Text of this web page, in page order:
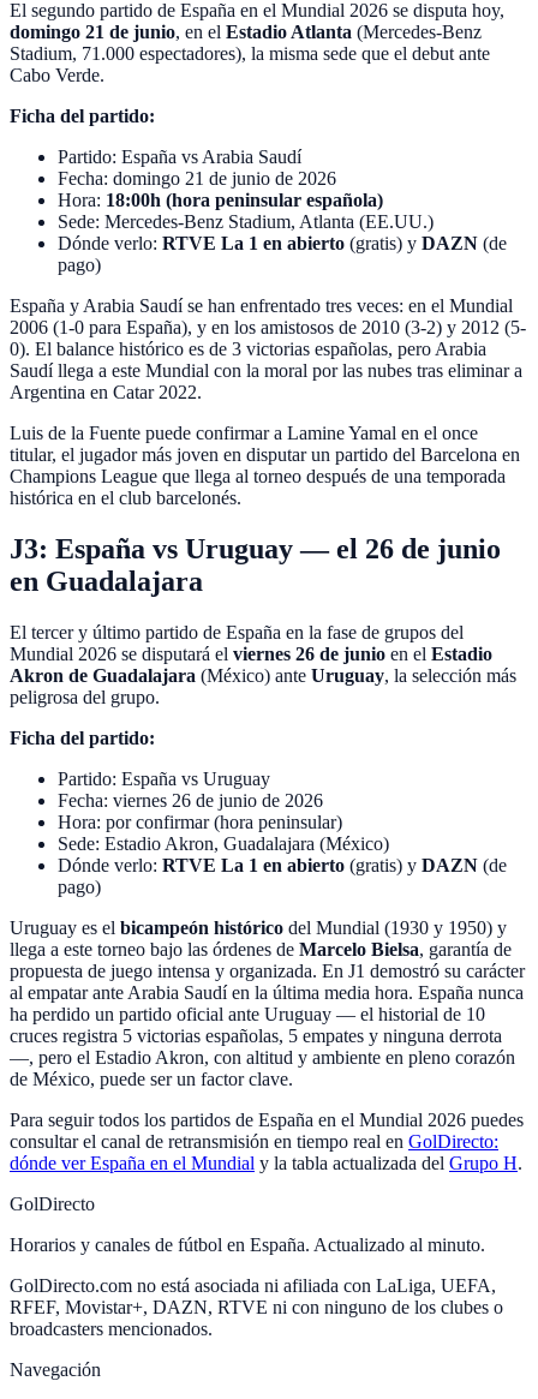
El segundo partido de España en el Mundial 2026 se disputa hoy,
domingo 21 de junio, en el Estadio Atlanta (Mercedes-Benz
Stadium, 71.000 espectadores), la misma sede que el debut ante
Cabo Verde.
Ficha del partido:
Partido: España vs Arabia Saudí
Fecha: domingo 21 de junio de 2026
Hora: 18:00h (hora peninsular española)
Sede: Mercedes-Benz Stadium, Atlanta (EE.UU.)
Dónde verlo: RTVE La 1 en abierto (gratis) y DAZN (de
pago)
España y Arabia Saudí se han enfrentado tres veces: en el Mundial
2006 (1-0 para España), y en los amistosos de 2010 (3-2) y 2012 (5-
0). El balance histórico es de 3 victorias españolas, pero Arabia
Saudí llega a este Mundial con la moral por las nubes tras eliminar a
Argentina en Catar 2022.
Luis de la Fuente puede confirmar a Lamine Yamal en el once
titular, el jugador más joven en disputar un partido del Barcelona en
Champions League que llega al torneo después de una temporada
histórica en el club barcelonés.
J3: España vs Uruguay — el 26 de junio
en Guadalajara
El tercer y último partido de España en la fase de grupos del
Mundial 2026 se disputará el viernes 26 de junio en el Estadio
Akron de Guadalajara (México) ante Uruguay, la selección más
peligrosa del grupo.
Ficha del partido:
Partido: España vs Uruguay
Fecha: viernes 26 de junio de 2026
Hora: por confirmar (hora peninsular)
Sede: Estadio Akron, Guadalajara (México)
Dónde verlo: RTVE La 1 en abierto (gratis) y DAZN (de
pago)
Uruguay es el bicampeón histórico del Mundial (1930 y 1950) y
llega a este torneo bajo las órdenes de Marcelo Bielsa, garantía de
propuesta de juego intensa y organizada. En J1 demostró su carácter
al empatar ante Arabia Saudí en la última media hora. España nunca
ha perdido un partido oficial ante Uruguay — el historial de 10
cruces registra 5 victorias españolas, 5 empates y ninguna derrota
—, pero el Estadio Akron, con altitud y ambiente en pleno corazón
de México, puede ser un factor clave.
Para seguir todos los partidos de España en el Mundial 2026 puedes
consultar el canal de retransmisión en tiempo real en GolDirecto:
dónde ver España en el Mundial y la tabla actualizada del Grupo H.
GolDirecto
Horarios y canales de fútbol en España. Actualizado al minuto.
GolDirecto.com no está asociada ni afiliada con LaLiga, UEFA,
RFEF, Movistar+, DAZN, RTVE ni con ninguno de los clubes o
broadcasters mencionados.
Navegación